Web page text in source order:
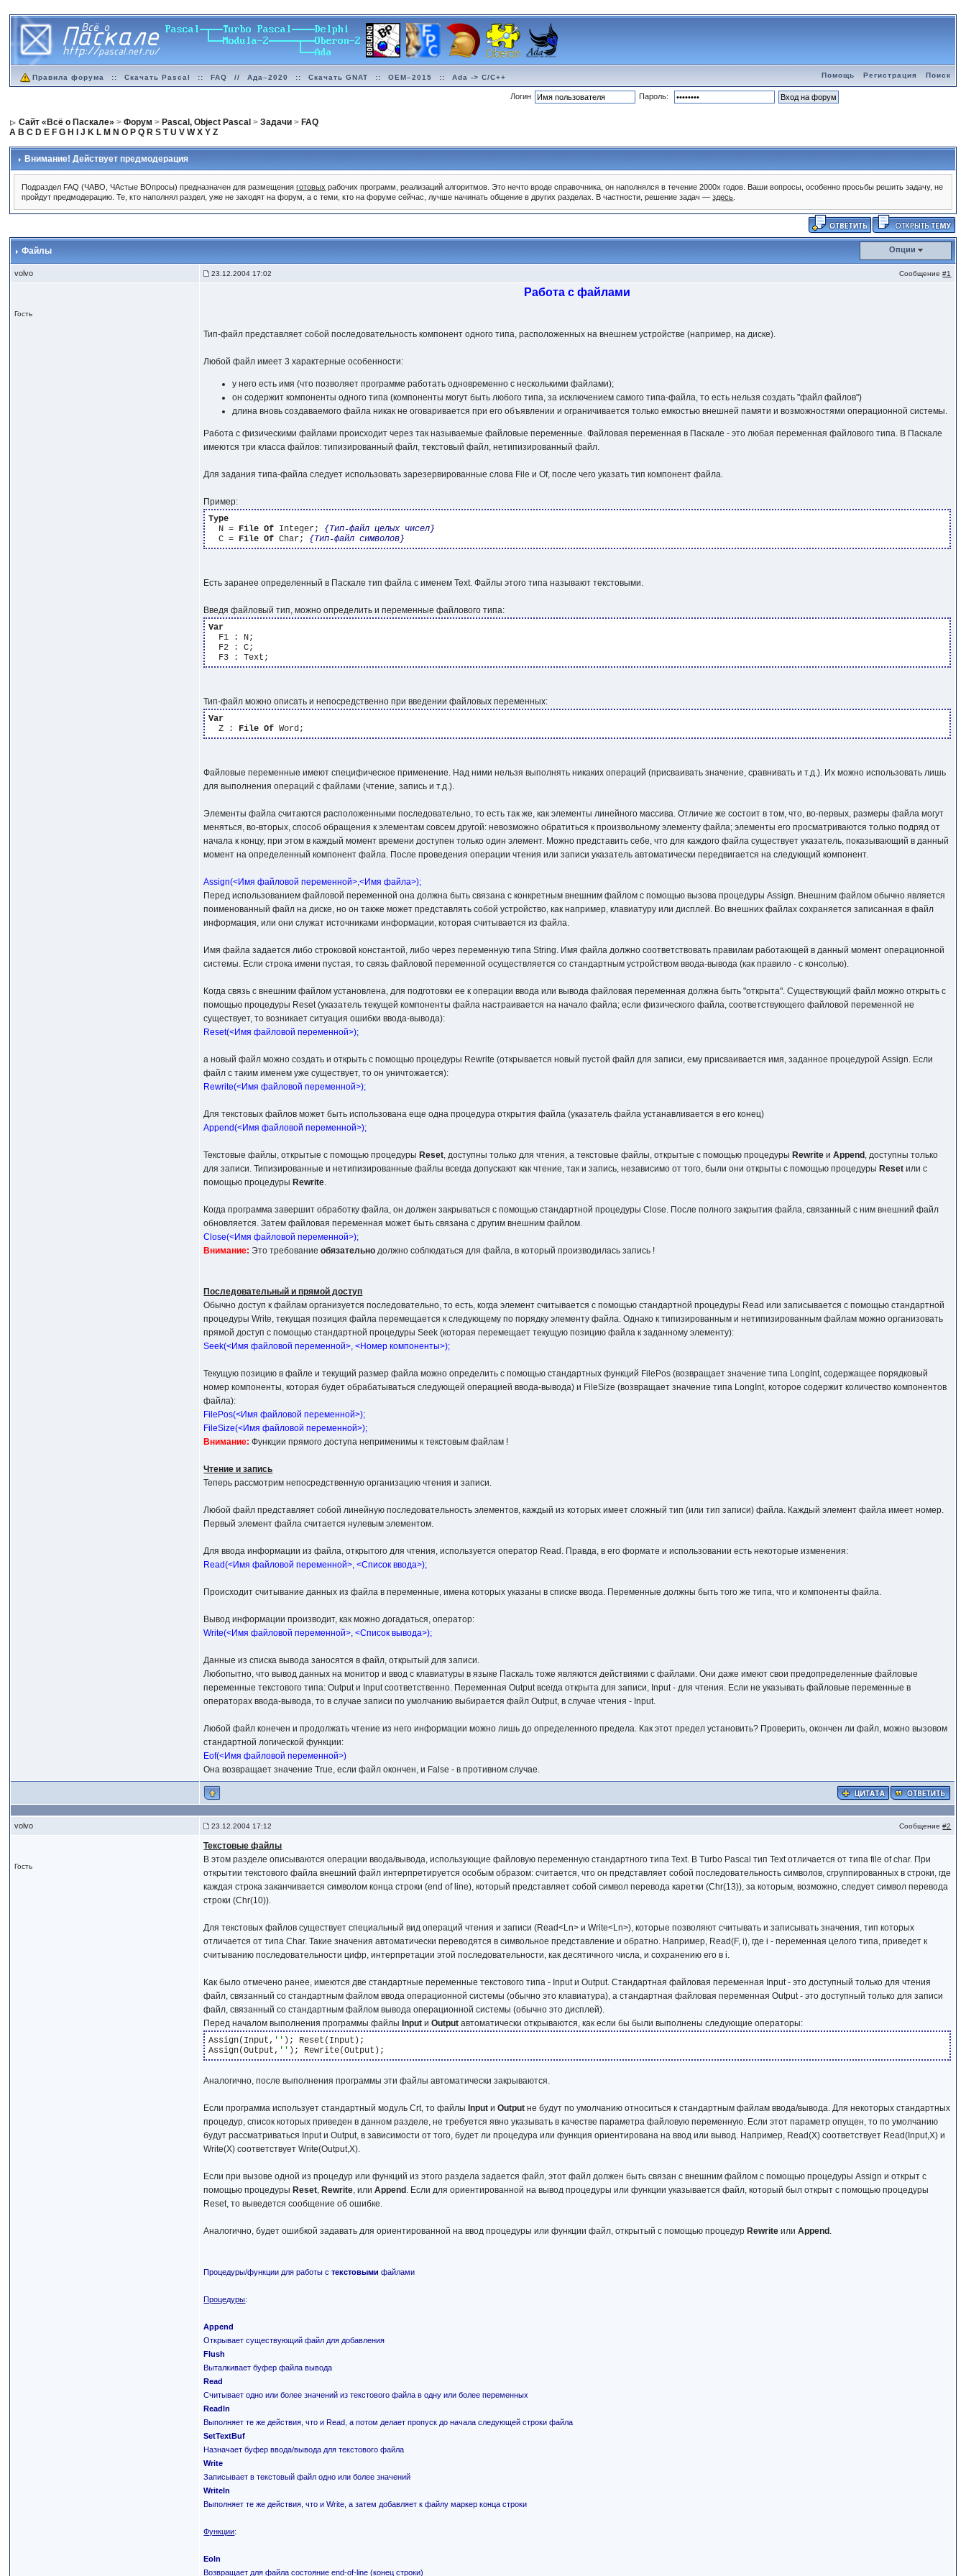
Правила форума :: Скачать Pascal :: FAQ // Ада–2020 :: Скачать GNAT :: OEM–2015 :: Ada -> C/C++ Помощь Регистрация Поиск
Логин Пароль:
Сайт «Всё о Паскале» >Форум > Pascal, Object Pascal >Задачи > FAQ
A B C D E F G H J K L M N O P Q R S T U V W X Y Z
Внимание! Действует предмодерация
Подраздел FAQ (ЧАВО, ЧАстые ВОпросы) предназначен для размещенияготовых рабочих программ, реализаций алгоритмов. Это нечто вроде справочника, он наполнялся в течение 2000х годов. Ваши вопросы, особенно просьбы решить задачу, не
пройдут предмодерацию. Те, кто наполнял раздел, уже не заходят на форум, а с теми, кто на форуме сейчас, лучше начинать общение в других разделах. В частности, решение задач —здесь
Файлы Опции
volvo 23.12.2004 17:02 Сообщение#1
Гость
Работа с файлами
Тип-файл представляет собой последовательность компонент одного типа, расположенных на внешнем устройстве (например, на диске).
Любой файл имеет 3 характерные особенности:
у него есть имя (что позволяет программе работать одновременно с несколькими файлами);
он содержит компоненты одного типа (компоненты могут быть любого типа, за исключением самого типа-файла, то есть нельзя создать "файл файлов")
длина вновь создаваемого файла никак не оговаривается при его объявлении и ограничивается только емкостью внешней памяти и возможностями операционной системы.
Работа с физическими файлами происходит через так называемые файловые переменные. Файловая переменная в Паскале - это любая переменная файлового типа. В Паскале
имеются три класса файлов: типизированный файл, текстовый файл, нетипизированный файл.
Для задания типа-файла следует использовать зарезервированные слова File и Of, после чего указать тип компонент файла.
Пример:
Type
  N =
File Of Integer; {Тип-файл целых чисел}
  C =
File Of Char; {Тип-файл символов}
Есть заранее определенный в Паскале тип файла с именем Text. Файлы этого типа называют текстовыми.
Введя файловый тип, можно определить и переменные файлового типа:
Var
  F1 : N;
  F2 : C;
Тип-файл можно описать и непосредственно при введении файловых переменных:
Var
  Z :
File Of
Файловые переменные имеют специфическое применение. Над ними нельзя выполнять никаких операций (присваивать значение, сравнивать и т.д.). Их можно использовать лишь
для выполнения операций с файлами (чтение, запись и т.д.).
Элементы файла считаются расположенными последовательно, то есть так же, как элементы линейного массива. Отличие же состоит в том, что, во-первых, размеры файла могут
меняться, во-вторых, способ обращения к элементам совсем другой: невозможно обратиться к произвольному элементу файла; элементы его просматриваются только подряд от
начала к концу, при этом в каждый момент времени доступен только один элемент. Можно представить себе, что для каждого файла существует указатель, показывающий в данный
момент на определенный компонент файла. После проведения операции чтения или записи указатель автоматически передвигается на следующий компонент.
Assign(<Имя файловой переменной>,<Имя файла>);
Перед использованием файловой переменной она должна быть связана с конкретным внешним файлом с помощью вызова процедуры Assign. Внешним файлом обычно является
поименованный файл на диске, но он также может представлять собой устройство, как например, клавиатуру или дисплей. Во внешних файлах сохраняется записанная в файл
информация, или они служат источниками информации, которая считывается из файла.
Имя файла задается либо строковой константой, либо через переменную типа String. Имя файла должно соответствовать правилам работающей в данный момент операционной
системы. Если строка имени пустая, то связь файловой переменной осуществляется со стандартным устройством ввода-вывода (как правило - с консолью).
Когда связь с внешним файлом установлена, для подготовки ее к операции ввода или вывода файловая переменная должна быть "открыта". Существующий файл можно открыть с
помощью процедуры Reset (указатель текущей компоненты файла настраивается на начало файла; если физического файла, соответствующего файловой переменной не
существует, то возникает ситуация ошибки ввода-вывода):
Reset(<Имя файловой переменной>);
а новый файл можно создать и открыть с помощью процедуры Rewrite (открывается новый пустой файл для записи, ему присваивается имя, заданное процедурой Assign. Если
файл с таким именем уже существует, то он уничтожается):
Rewrite(<Имя файловой переменной>);
Для текстовых файлов может быть использована еще одна процедура открытия файла (указатель файла устанавливается в его конец)
Append(<Имя файловой переменной>);
Текстовые файлы, открытые с помощью процедуры Reset, доступны только для чтения, а текстовые файлы, открытые с помощью процедуры Rewrite иAppend , доступны только
для записи. Типизированные и нетипизированные файлы всегда допускают как чтение, так и запись, независимо от того, были они открыты с помощью процедуры Reset или с
помощью процедуры Rewrite.
Когда программа завершит обработку файла, он должен закрываться с помощью стандартной процедуры Close. После полного закрытия файла, связанный с ним внешний файл
обновляется. Затем файловая переменная может быть связана с другим внешним файлом.
Close(<Имя файловой переменной>);
Внимание: Это требованиеобязательно должно соблюдаться для файла, в который производилась запись !
Последовательный и прямой доступ
Обычно доступ к файлам организуется последовательно, то есть, когда элемент считывается с помощью стандартной процедуры Read или записывается с помощью стандартной
процедуры Write, текущая позиция файла перемещается к следующему по порядку элементу файла. Однако к типизированным и нетипизированным файлам можно организовать
прямой доступ с помощью стандартной процедуры Seek (которая перемещает текущую позицию файла к заданному элементу):
Seek(<Имя файловой переменной>, <Номер компоненты>);
Текущую позицию в файле и текущий размер файла можно определить с помощью стандартных функций FilePos (возвращает значение типа LongInt, содержащее порядковый
номер компоненты, которая будет обрабатываться следующей операцией ввода-вывода) и FileSize (возвращает значение типа LongInt, которое содержит количество компонентов
файла):
FilePos(<Имя файловой переменной>);
FileSize(<Имя файловой переменной>);
Внимание: Функции прямого доступа неприменимы к текстовым файлам !
Чтение и запись
Теперь рассмотрим непосредственную организацию чтения и записи.
Любой файл представляет собой линейную последовательность элементов, каждый из которых имеет сложный тип (или тип записи) файла. Каждый элемент файла имеет номер.
Первый элемент файла считается нулевым элементом.
Для ввода информации из файла, открытого для чтения, используется оператор Read. Правда, в его формате и использовании есть некоторые изменения:
Read(<Имя файловой переменной>, <Список ввода>);
Происходит считывание данных из файла в переменные, имена которых указаны в списке ввода. Переменные должны быть того же типа, что и компоненты файла.
Вывод информации производит, как можно догадаться, оператор:
Write(<Имя файловой переменной>, <Список вывода>);
Данные из списка вывода заносятся в файл, открытый для записи.
Любопытно, что вывод данных на монитор и ввод с клавиатуры в языке Паскаль тоже являются действиями с файлами. Они даже имеют свои предопределенные файловые
переменные текстового типа: Output и Input соответственно. Переменная Output всегда открыта для записи, Input - для чтения. Если не указывать файловые переменные в
операторах ввода-вывода, то в случае записи по умолчанию выбирается файл Output, в случае чтения - Input.
Любой файл конечен и продолжать чтение из него информации можно лишь до определенного предела. Как этот предел установить? Проверить, окончен ли файл, можно вызовом
стандартной логической функции:
Eof(<Имя файловой переменной>)
Она возвращает значение True, если файл окончен, и False - в противном случае.
volvo 23.12.2004 17:12 Сообщение#2
Гость
Текстовые файлы
В этом разделе описываются операции ввода/вывода, использующие файловую переменную стандартного типа Text. В Turbo Pascal тип Text отличается от типа file of char. При
открытии текстового файла внешний файл интерпретируется особым образом: считается, что он представляет собой последовательность символов, сгруппированных в строки, где
каждая строка заканчивается символом конца строки (end of line), который представляет собой символ перевода каретки (Chr(13)), за которым, возможно, следует символ перевода
строки (Chr(10)).
Для текстовых файлов существует специальный вид операций чтения и записи (Read<Ln> и Write<Ln>), которые позволяют считывать и записывать значения, тип которых
отличается от типа Char. Такие значения автоматически переводятся в символьное представление и обратно. Например, Read(F, i), где i - переменная целого типа, приведет к
считыванию последовательности цифр, интерпретации этой последовательности, как десятичного числа, и сохранению его в i.
Как было отмечено ранее, имеются две стандартные переменные текстового типа - Input и Output. Стандартная файловая переменная Input - это доступный только для чтения
файл, связанный со стандартным файлом ввода операционной системы (обычно это клавиатура), а стандартная файловая переменная Output - это доступный только для записи
файл, связанный со стандартным файлом вывода операционной системы (обычно это дисплей).
Перед началом выполнения программы файлы Input иOutput автоматически открываются, как если бы были выполнены следующие операторы:
Assign(Input, '' ); Reset(Input);
Assign(Output, ''
Аналогично, после выполнения программы эти файлы автоматически закрываются.
Если программа использует стандартный модуль Crt, то файлы Input иOutput не будут по умолчанию относиться к стандартным файлам ввода/вывода. Для некоторых стандартных
процедур, список которых приведен в данном разделе, не требуется явно указывать в качестве параметра файловую переменную. Если этот параметр опущен, то по умолчанию
будут рассматриваться Input и Output, в зависимости от того, будет ли процедура или функция ориентирована на ввод или вывод. Например, Read(Х) соответствует Read(Input,Х) и
Write(Х) соответствует Write(Output,Х).
Если при вызове одной из процедур или функций из этого раздела задается файл, этот файл должен быть связан с внешним файлом с помощью процедуры Assign и открыт с
помощью процедуры Reset, Rewrite, илиAppend . Если для ориентированной на вывод процедуры или функции указывается файл, который был открыт с помощью процедуры
Reset, то выведется сообщение об ошибке.
Аналогично, будет ошибкой задавать для ориентированной на ввод процедуры или функции файл, открытый с помощью процедур Rewrite илиAppend .
Процедуры/функции для работы стекстовыми файлами
Процедуры:
Append
Открывает существующий файл для добавления
Flush
Выталкивает буфер файла вывода
Read
Считывает одно или более значений из текстового файла в одну или более переменных
Readln
Выполняет те же действия, что и Read, а потом делает пропуск до начала следующей строки файла
SetTextBuf
Назначает буфер ввода/вывода для текстового файла
Write
Записывает в текстовый файл одно или более значений
Writeln
Выполняет те же действия, что и Write, а затем добавляет к файлу маркер конца строки
Функции:
Eoln
Возвращает для файла состояние end-of-line (конец строки)